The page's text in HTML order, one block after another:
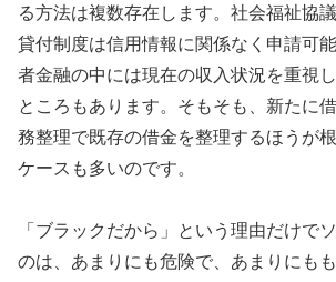
る方法は複数存在します。社会福祉協
貸付制度は信用情報に関係なく申請可
者金融の中には現在の収入状況を重視
ところもあります。そもそも、新たに
務整理で既存の借金を整理するほうが
ケースも多いのです。
「ブラックだから」という理由だけで
のは、あまりにも危険で、あまりにも